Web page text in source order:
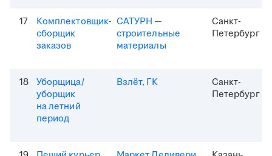
17
Комплектовщик-
сборщик
заказов
САТУРН —
строительные
материалы
Санкт-
Петербург
18
Уборщица/
уборщик
на летний
период
Взлёт, ГК
Санкт-
Петербург